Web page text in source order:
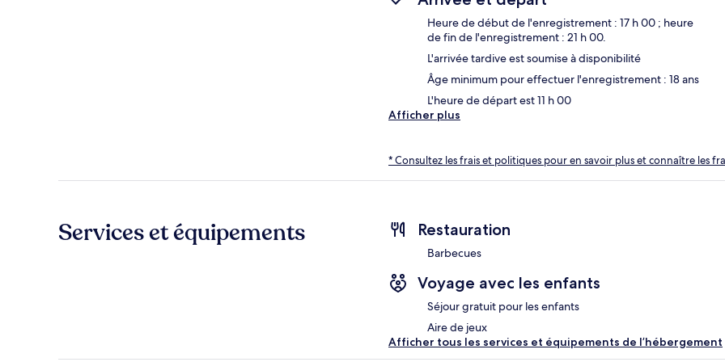
Heure de début de l'enregistrement : 17 h 00 ; heure
de fin de l'enregistrement : 21 h 00.
L'arrivée tardive est soumise à disponibilité
Âge minimum pour effectuer l'enregistrement : 18 ans
L'heure de départ est 11 h 00
Afficher plus
* Consultez les frais et politiques pour en savoir plus et connaître les
Services et équipements Restauration
Barbecues
Voyage avec les enfants
Séjour gratuit pour les enfants
Aire de jeux
Afficher tous les services et équipements de l’hébergement